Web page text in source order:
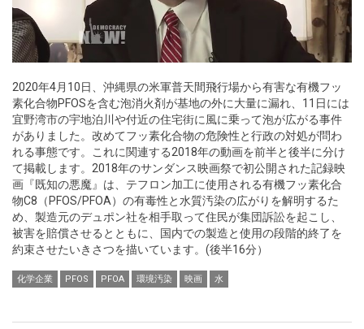
2020年4月10日、沖縄県の米軍普天間飛行場から有害な有機フッ
素化合物PFOSを含む泡消火剤が基地の外に大量に漏れ、11日には
宜野湾市の宇地泊川や付近の住宅街に風に乗って泡が広がる事件
がありました。改めてフッ素化合物の危険性と行政の対処が問わ
れる事態です。これに関連する2018年の動画を前半と後半に分け
て掲載します。2018年のサンダンス映画祭で初公開された記録映
画『既知の悪魔』は、テフロン加工に使用される有機フッ素化合
物C8（PFOS/PFOA）の有毒性と水質汚染の広がりを解明するた
め、製造元のデュポン社を相手取って住民が集団訴訟を起こし、
被害を賠償させるとともに、国内での製造と使用の段階的終了を
約束させたいきさつを描いています。(後半16分）
化学企業 PFOS PFOA 環境汚染 映画 水